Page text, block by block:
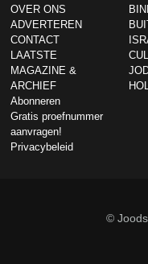
OVER ONS
ADVERTEREN
CONTACT
LAATSTE
MAGAZINE &
ARCHIEF
Abonneren
Gratis proefnummer
aanvragen!
Privacybeleid
©